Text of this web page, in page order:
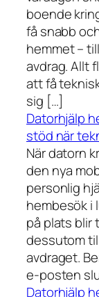
boende
få snabb
hemmet –
avdrag. Allt
att få
sig […]
Datorhjälp
stöd när
När datorn
den nya
personlig
hembesök i
på plats blir
dessutom
avdraget.
e-posten
Datorhjälp